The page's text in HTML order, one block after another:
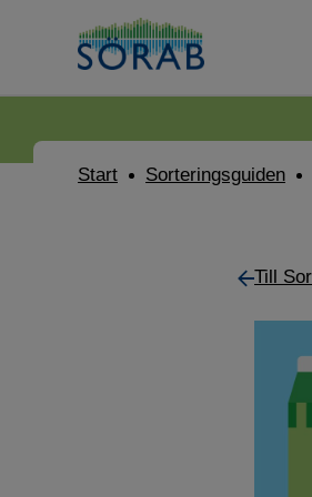
Start Sorteringsguiden
Till